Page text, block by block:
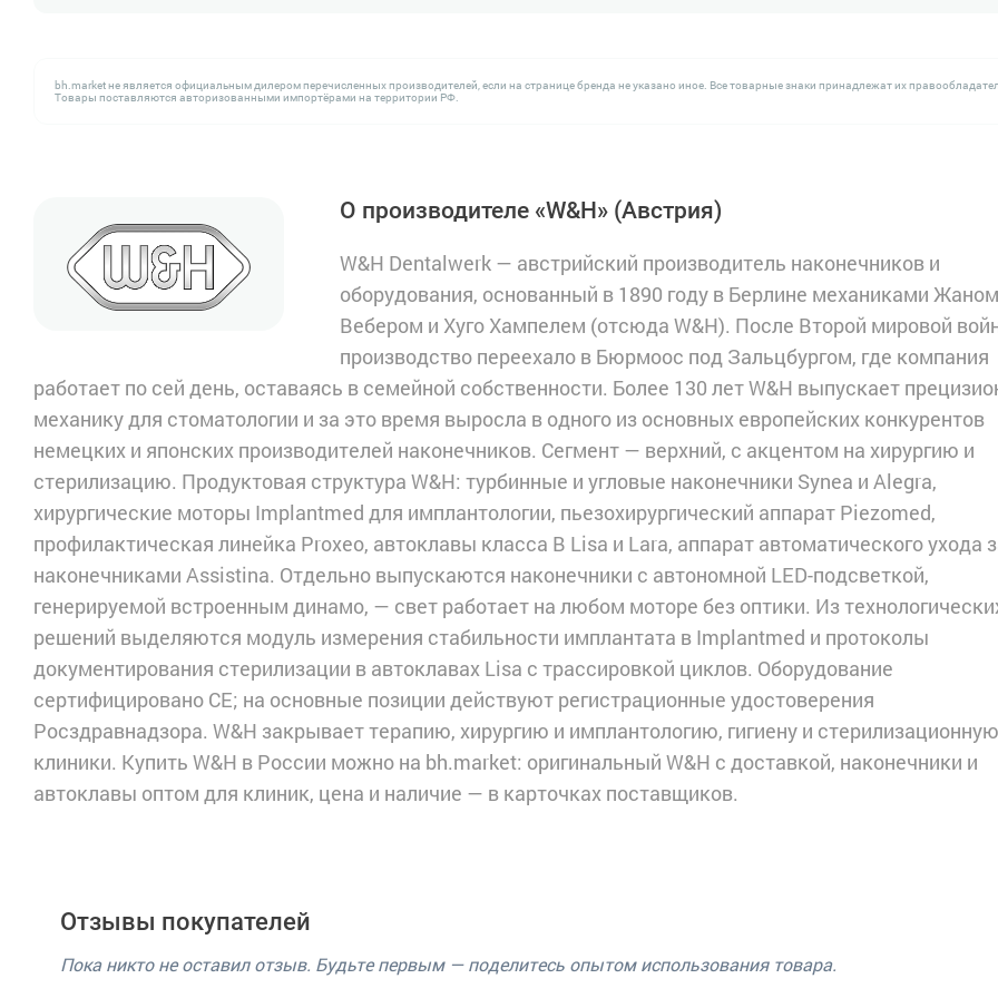
bh.market не является официальным дилером перечисленных производителей, если на странице бренда не указано иное. Все товарные знаки принадлежат их
Товары поставляются авторизованными импортёрами на территории РФ.
О производителе «W&H» (Австрия)
W&H Dentalwerk — австрийский производитель наконечников и
оборудования, основанный в 1890 году в Берлине механиками Жаном
Вебером и Хуго Хампелем (отсюда W&H). После Второй мировой
производство переехало в Бюрмоос под Зальцбургом, где компания
работает по сей день, оставаясь в семейной собственности. Более 130 лет W&H выпускает
механику для стоматологии и за это время выросла в одного из основных европейских конкурентов
немецких и японских производителей наконечников. Сегмент — верхний, с акцентом на хирургию и
стерилизацию. Продуктовая структура W&H: турбинные и угловые наконечники Synea и Alegra,
хирургические моторы Implantmed для имплантологии, пьезохирургический аппарат Piezomed,
профилактическая линейка Proxeo, автоклавы класса B Lisa и Lara, аппарат автоматического ухода
наконечниками Assistina. Отдельно выпускаются наконечники с автономной LED-подсветкой,
генерируемой встроенным динамо, — свет работает на любом моторе без оптики. Из
решений выделяются модуль измерения стабильности имплантата в Implantmed и протоколы
документирования стерилизации в автоклавах Lisa с трассировкой циклов. Оборудование
сертифицировано CE; на основные позиции действуют регистрационные удостоверения
Росздравнадзора. W&H закрывает терапию, хирургию и имплантологию, гигиену и
клиники. Купить W&H в России можно на bh.market: оригинальный W&H с доставкой, наконечники и
автоклавы оптом для клиник, цена и наличие — в карточках поставщиков.
Отзывы покупателей
Пока никто не оставил отзыв. Будьте первым — поделитесь опытом использования товара.